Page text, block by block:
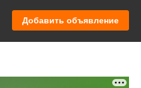
Добавить объявление